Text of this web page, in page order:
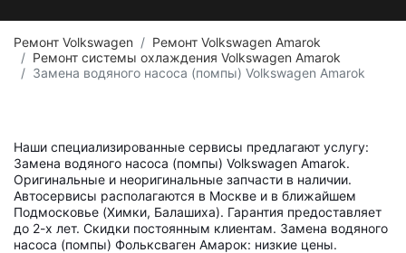
Ремонт Volkswagen
Ремонт Volkswagen Amarok
Ремонт системы охлаждения Volkswagen Amarok
Замена водяного насоса (помпы) Volkswagen Amarok
Наши специализированные сервисы предлагают услугу:
Замена водяного насоса (помпы) Volkswagen Amarok.
Оригинальные и неоригинальные запчасти в наличии.
Автосервисы располагаются в Москве и в ближайшем
Подмосковье (Химки, Балашиха). Гарантия предоставляет
до 2-х лет. Скидки постоянным клиентам. Замена водяного
насоса (помпы) Фольксваген Амарок: низкие цены.